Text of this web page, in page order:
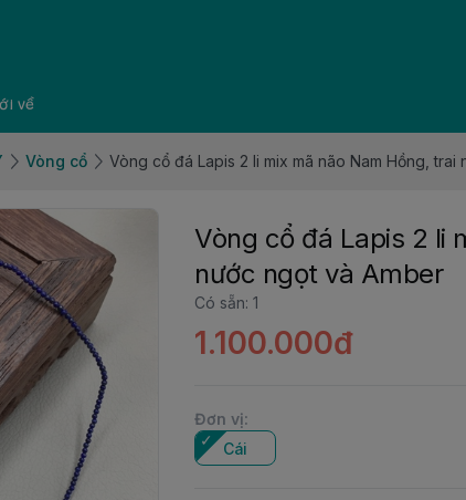
về
Vòng cổ Vòng cổ đá Lapis 2 li mix mã não Nam Hồng,
Vòng cổ đá Lapis 2 li
nước ngọt và Amber
Có sẵn: 1
1.100.000đ
Đơn vị:
Cái